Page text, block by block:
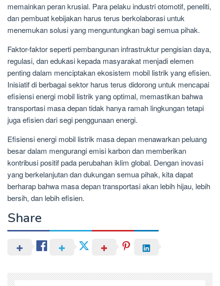
memainkan peran krusial. Para pelaku industri otomotif, peneliti,
dan pembuat kebijakan harus terus berkolaborasi untuk
menemukan solusi yang menguntungkan bagi semua pihak.
Faktor-faktor seperti pembangunan infrastruktur pengisian daya,
regulasi, dan edukasi kepada masyarakat menjadi elemen
penting dalam menciptakan ekosistem mobil listrik yang efisien.
Inisiatif di berbagai sektor harus terus didorong untuk mencapai
efisiensi energi mobil listrik yang optimal, memastikan bahwa
transportasi masa depan tidak hanya ramah lingkungan tetapi
juga efisien dari segi penggunaan energi.
Efisiensi energi mobil listrik masa depan menawarkan peluang
besar dalam mengurangi emisi karbon dan memberikan
kontribusi positif pada perubahan iklim global. Dengan inovasi
yang berkelanjutan dan dukungan semua pihak, kita dapat
berharap bahwa masa depan transportasi akan lebih hijau, lebih
bersih, dan lebih efisien.
Share